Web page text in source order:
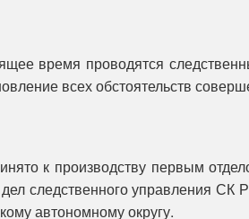
время проводятся
всех обстоятельств
к производству первым
следственного управления СК
автономному округу.